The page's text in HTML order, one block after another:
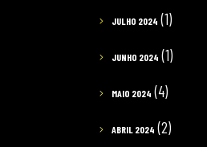
JULHO 2024 (1)
JUNHO 2024 (1)
MAIO 2024 (4)
ABRIL 2024 (2)